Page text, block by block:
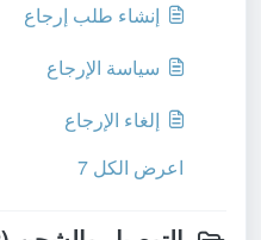
إنشاء طلب إرجاع
سياسة الإرجاع
إلغاء الإرجاع
اعرض الكل 7